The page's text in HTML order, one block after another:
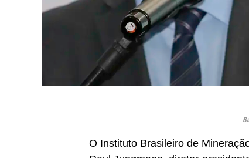
O Instituto Brasileiro de